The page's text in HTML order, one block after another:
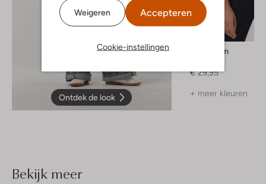
Weigeren Accepteren
Cookie-instellingen
Ontdek de look
Modström
€ 29,95
+ meer kleuren
Bekijk meer